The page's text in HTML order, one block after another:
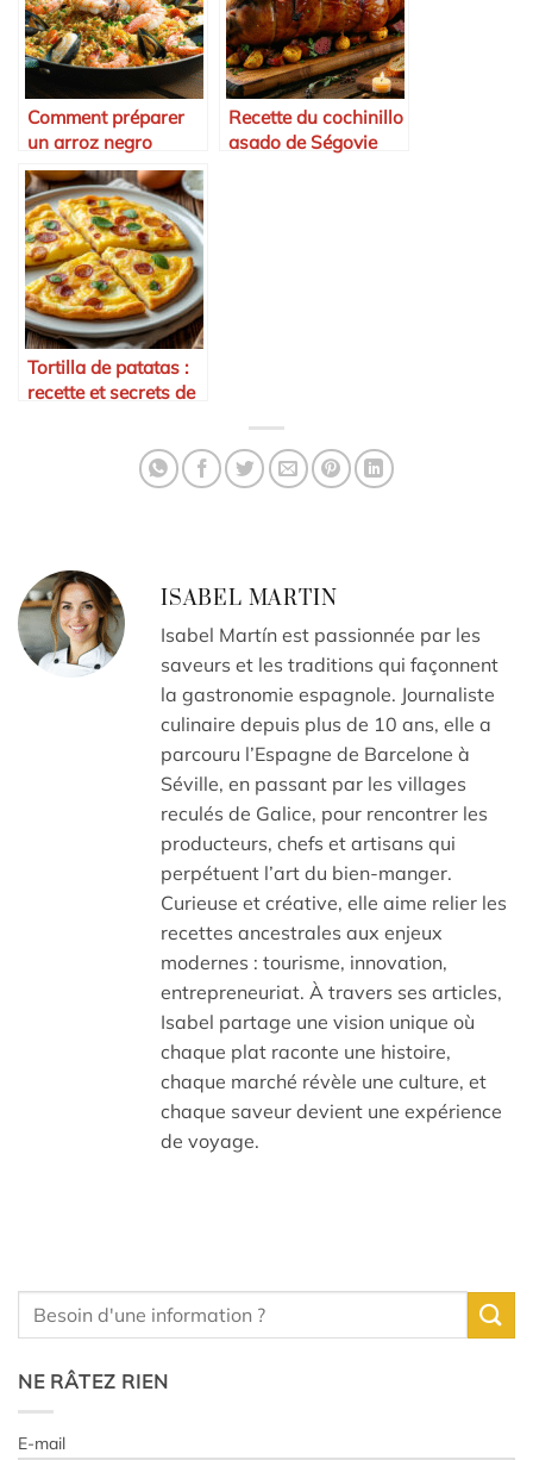
Comment préparer
un arroz negro
Recette du cochinillo
asado de Ségovie
Tortilla de patatas :
recette et secrets de
ISABEL MARTIN
Isabel Martín est passionnée par les
saveurs et les traditions qui façonnent
la gastronomie espagnole. Journaliste
culinaire depuis plus de 10 ans, elle a
parcouru l’Espagne de Barcelone à
Séville, en passant par les villages
reculés de Galice, pour rencontrer les
producteurs, chefs et artisans qui
perpétuent l’art du bien-manger.
Curieuse et créative, elle aime relier les
recettes ancestrales aux enjeux
modernes : tourisme, innovation,
entrepreneuriat. À travers ses articles,
Isabel partage une vision unique où
chaque plat raconte une histoire,
chaque marché révèle une culture, et
chaque saveur devient une expérience
de voyage.
NE RÂTEZ RIEN
E-mail